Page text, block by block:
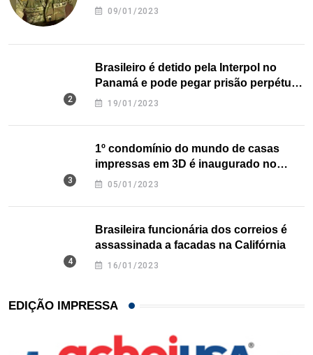
09/01/2023
Brasileiro é detido pela Interpol no
Panamá e pode pegar prisão perpétua
nos EUA
19/01/2023
1º condomínio do mundo de casas
impressas em 3D é inaugurado no
Texas
05/01/2023
Brasileira funcionária dos correios é
assassinada a facadas na Califórnia
16/01/2023
EDIÇÃO IMPRESSA